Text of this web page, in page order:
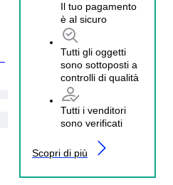
Il tuo pagamento
è al sicuro
Tutti gli oggetti
sono sottoposti a
controlli di qualità
Tutti i venditori
sono verificati
Scopri di più